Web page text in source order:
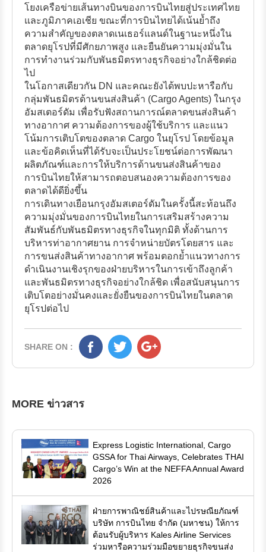
โยงเครือข่ายเส้นทางบินของการบินไทยสู่ประเทศไทย
และภูมิภาคเอเชีย ขณะที่การบินไทยได้เน้นย้ำถึง
ความสำคัญของตลาดเนเธอร์แลนด์ในฐานะหนึ่งใน
ตลาดยุโรปที่มีศักยภาพสูง และยืนยันความมุ่งมั่นใน
การทำงานร่วมกับพันธมิตรทางธุรกิจอย่างใกล้ชิดต่อ
ไป
ในโอกาสเดียวกัน DN และคณะยังได้พบปะหารือกับ
กลุ่มพันธมิตรด้านขนส่งสินค้า (Cargo Agents) ในกรุง
อัมสเตอร์ดัม เพื่อรับฟังสถานการณ์ตลาดขนส่งสินค้า
ทางอากาศ ความต้องการของผู้ใช้บริการ และแนว
โน้มการเติบโตของตลาด Cargo ในยุโรป โดยข้อมูล
และข้อคิดเห็นที่ได้รับจะเป็นประโยชน์ต่อการพัฒนา
ผลิตภัณฑ์และการให้บริการด้านขนส่งสินค้าของ
การบินไทยให้สามารถตอบสนองความต้องการของ
ตลาดได้ดียิ่งขึ้น
การเดินทางเยือนกรุงอัมสเตอร์ดัมในครั้งนี้สะท้อนถึง
ความมุ่งมั่นของการบินไทยในการเสริมสร้างความ
สัมพันธ์กับพันธมิตรทางธุรกิจในทุกมิติ ทั้งด้านการ
บริหารท่าอากาศยาน การจำหน่ายบัตรโดยสาร และ
การขนส่งสินค้าทางอากาศ พร้อมตอกย้ำแนวทางการ
ดำเนินงานเชิงรุกของฝ่ายบริหารในการเข้าถึงลูกค้า
และพันธมิตรทางธุรกิจอย่างใกล้ชิด เพื่อสนับสนุนการ
เติบโตอย่างมั่นคงและยั่งยืนของการบินไทยในตลาด
ยุโรปต่อไป
SHARE ON :
MORE ข่าวสาร
Express Logistic International, Cargo
GSSA for Thai Airways, Celebrates THAI
Cargo’s Win at the NEFFA Annual Award
2026
ฝ่ายการพาณิชย์สินค้าและไปรษณียภัณฑ์
บริษัท การบินไทย จำกัด (มหาชน) ให้การ
ต้อนรับผู้บริหาร Kales Airline Services
ร่วมหารือความร่วมมือขยายธุรกิจขนส่ง